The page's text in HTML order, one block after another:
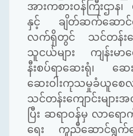
အားကစားဝန်ကြီးဌာ
နှင့် ချိတ်ဆက်ဆောင်
လက်ရှိတွင် သင်တန်းကျ
သူငယ်များ ကျန်းမာ
နီးစပ်ရာဆေးရုံ၊ ဆေ
ဆေးဝါးကုသမှုခံယူစေ
သင်တန်းကျောင်းမျ
ပြီး ဆရာဝန်မှ လာရေ
ရေး ကူညီဆောင်ရွက်